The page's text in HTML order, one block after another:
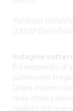
Partenza
33330 Saint-
Indagine
È il momento di
patrimonio
Dopo esservi
della chiesa
guidata